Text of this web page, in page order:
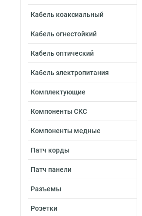
Кабель коаксиальный
Кабель огнестойкий
Кабель оптический
Кабель электропитания
Комплектующие
Компоненты СКС
Компоненты медные
Патч корды
Патч панели
Разъемы
Розетки